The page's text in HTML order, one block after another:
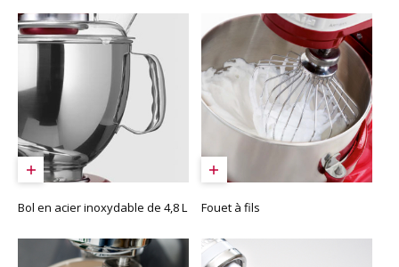
Bol en acier inoxydable de 4,8 L Fouet à fils